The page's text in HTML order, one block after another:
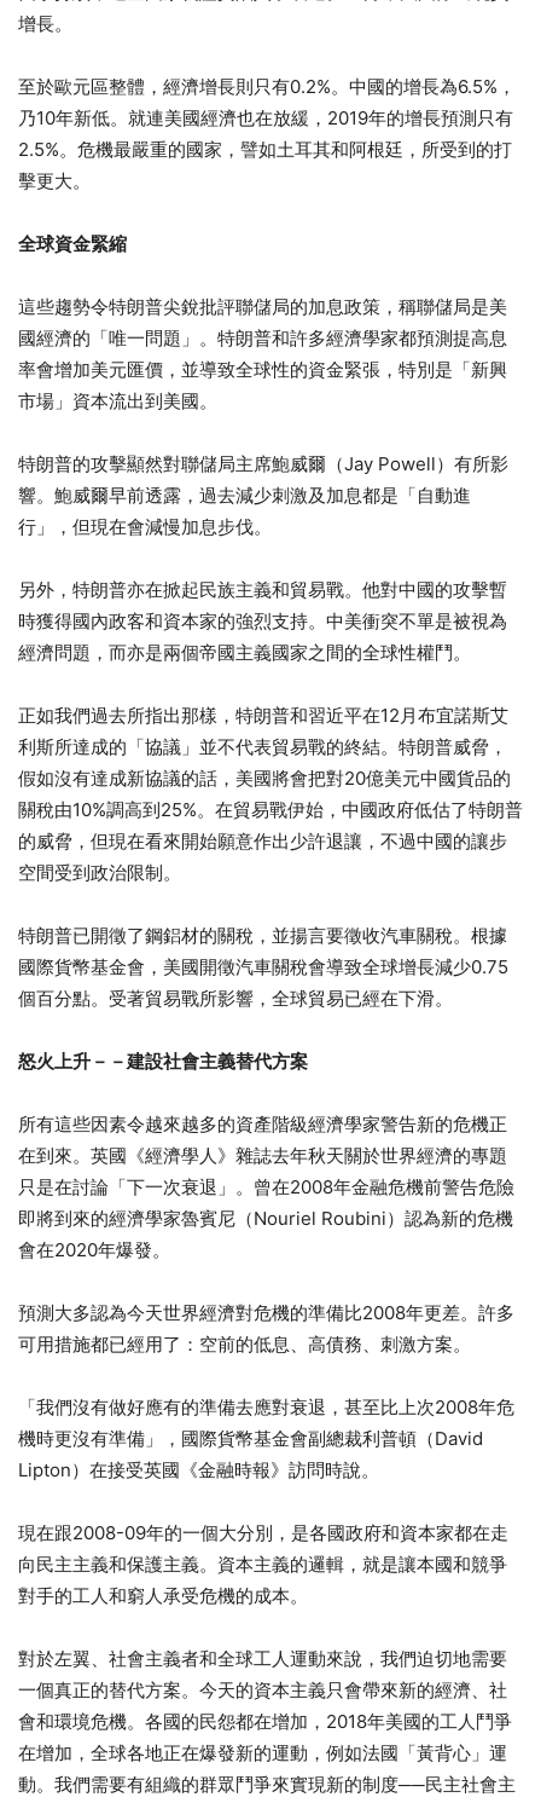
增長。
至於歐元區整體，經濟增長則只有0.2%。中國的增長為6.5%，
乃10年新低。就連美國經濟也在放緩，2019年的增長預測只有
2.5%。危機最嚴重的國家，譬如土耳其和阿根廷，所受到的打
擊更大。
全球資金緊縮
這些趨勢令特朗普尖銳批評聯儲局的加息政策，稱聯儲局是美
國經濟的「唯一問題」。特朗普和許多經濟學家都預測提高息
率會增加美元匯價，並導致全球性的資金緊張，特別是「新興
市場」資本流出到美國。
特朗普的攻擊顯然對聯儲局主席鮑威爾（Jay Powell）有所影
響。鮑威爾早前透露，過去減少刺激及加息都是「自動進
行」，但現在會減慢加息步伐。
另外，特朗普亦在掀起民族主義和貿易戰。他對中國的攻擊暫
時獲得國內政客和資本家的強烈支持。中美衝突不單是被視為
經濟問題，而亦是兩個帝國主義國家之間的全球性權鬥。
正如我們過去所指出那樣，特朗普和習近平在12月布宜諾斯艾
利斯所達成的「協議」並不代表貿易戰的終結。特朗普威脅，
假如沒有達成新協議的話，美國將會把對20億美元中國貨品的
關稅由10%調高到25%。在貿易戰伊始，中國政府低估了特朗普
的威脅，但現在看來開始願意作出少許退讓，不過中國的讓步
空間受到政治限制。
特朗普已開徵了鋼鋁材的關稅，並揚言要徵收汽車關稅。根據
國際貨幣基金會，美國開徵汽車關稅會導致全球增長減少0.75
個百分點。受著貿易戰所影響，全球貿易已經在下滑。
怒火上升－－建設社會主義替代方案
所有這些因素令越來越多的資產階級經濟學家警告新的危機正
在到來。英國《經濟學人》雜誌去年秋天關於世界經濟的專題
只是在討論「下一次衰退」。曾在2008年金融危機前警告危險
即將到來的經濟學家魯賓尼（Nouriel Roubini）認為新的危機
會在2020年爆發。
預測大多認為今天世界經濟對危機的準備比2008年更差。許多
可用措施都已經用了：空前的低息、高債務、刺激方案。
「我們沒有做好應有的準備去應對衰退，甚至比上次2008年危
機時更沒有準備」，國際貨幣基金會副總裁利普頓（David
Lipton）在接受英國《金融時報》訪問時說。
現在跟2008-09年的一個大分別，是各國政府和資本家都在走
向民主主義和保護主義。資本主義的邏輯，就是讓本國和競爭
對手的工人和窮人承受危機的成本。
對於左翼、社會主義者和全球工人運動來說，我們迫切地需要
一個真正的替代方案。今天的資本主義只會帶來新的經濟、社
會和環境危機。各國的民怨都在增加，2018年美國的工人鬥爭
在增加，全球各地正在爆發新的運動，例如法國「黃背心」運
動。我們需要有組織的群眾鬥爭來實現新的制度──民主社會主